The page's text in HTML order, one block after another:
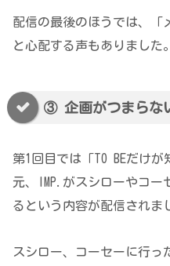
配信の最後のほうでは、「
と心配する声もありました。
③ 企画がつまらな
第1回目では「TO BEだけ
元、IMP.がスシローやコー
るという内容が配信されま
スシロー、コーセーに行っ